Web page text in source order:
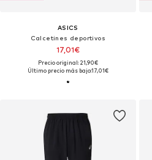
ASICS
Calcetines deportivos
17,01€
Precio original: 21,90€
Último precio más bajo:17,01€